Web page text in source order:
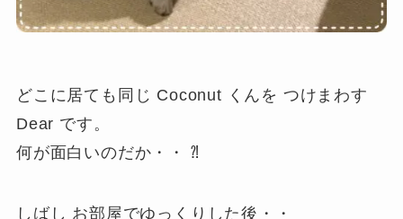
どこに居ても同じ Coconut くんを つけまわす
Dear です。
何が面白いのだか・・
⁈
しばし お部屋でゆっくりした後・・